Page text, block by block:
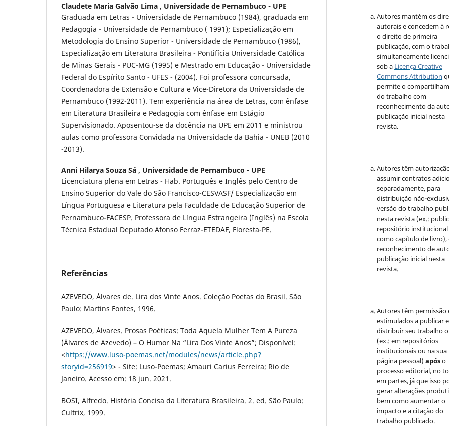
Claudete Maria Galvão Lima , Universidade de Pernambuco - UPE
Graduada em Letras - Universidade de Pernambuco (1984), graduada em
Pedagogia - Universidade de Pernambuco ( 1991); Especialização em
Metodologia do Ensino Superior - Universidade de Pernambuco (1986),
Especialização em Literatura Brasileira - Pontifícia Universidade Católica
de Minas Gerais - PUC-MG (1995) e Mestrado em Educação - Universidade
Federal do Espírito Santo - UFES - (2004). Foi professora concursada,
Coordenadora de Extensão e Cultura e Vice-Diretora da Universidade de
Pernambuco (1992-2011). Tem experiência na área de Letras, com ênfase
em Literatura Brasileira e Pedagogia com ênfase em Estágio
Supervisionado. Aposentou-se da docência na UPE em 2011 e ministrou
aulas como professora Convidada na Universidade da Bahia - UNEB (2010
-2013).
Anni Hilarya Souza Sá , Universidade de Pernambuco - UPE
Licenciatura plena em Letras - Hab. Português e Inglês pelo Centro de
Ensino Superior do Vale do São Francisco-CESVASF/ Especialização em
Língua Portuguesa e Literatura pela Faculdade de Educação Superior de
Pernambuco-FACESP. Professora de Língua Estrangeira (Inglês) na Escola
Técnica Estadual Deputado Afonso Ferraz-ETEDAF, Floresta-PE.
Referências
AZEVEDO, Álvares de. Lira dos Vinte Anos. Coleção Poetas do Brasil. São
Paulo: Martins Fontes, 1996.
AZEVEDO, Álvares. Prosas Poéticas: Toda Aquela Mulher Tem A Pureza
(Álvares de Azevedo) – O Humor Na “Lira Dos Vinte Anos”; Disponível:
<https://www.luso-poemas.net/modules/news/article.php?
storyid=256919> - Site: Luso-Poemas; Amauri Carius Ferreira; Rio de
Janeiro. Acesso em: 18 jun. 2021.
BOSI, Alfredo. História Concisa da Literatura Brasileira. 2. ed. São Paulo:
Cultrix, 1999.
Autores mantém os
autorais e concedem à
o direito de primeira
publicação, com o
simultaneamente
sob a Licença Creative
Commons Attribution
permite o
do trabalho com
reconhecimento da
publicação inicial nesta
revista.
Autores têm
assumir contratos
separadamente, para
distribuição não-
versão do trabalho
nesta revista (ex.:
repositório institucional
como capítulo de livro),
reconhecimento de
publicação inicial nesta
revista.
Autores têm permissão
estimulados a publicar e
distribuir seu trabalho
(ex.: em repositórios
institucionais ou na sua
página pessoal)apóso
processo editorial, no
em partes, já que isso
gerar alterações
bem como aumentar o
impacto e a citação do
trabalho publicado.